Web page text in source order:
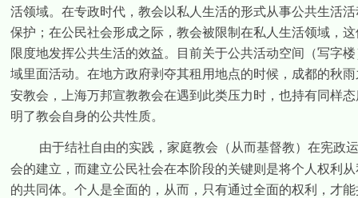
活领域。在专政时代，教会以私人生活的形式从事公共生活
保护；在公民社会形成之际，教会被限制在私人生活领域，
限度地发挥公共生活的效益。目前关于公共活动空间（写字
域里面活动。在地方政府剥夺其租用地点的时候，成都的秋
安教会，上海万邦宣教教会在遇到此类压力时，也持有同样
明了教会自身的公共性质。
由于结社自由的实践，家庭教会（从而基督教）在宪政
会的建立，而建立公民社会在本阶段的关键则是将个人权利
的共同体。个人是全面的，从而，只有通过全面的权利，才